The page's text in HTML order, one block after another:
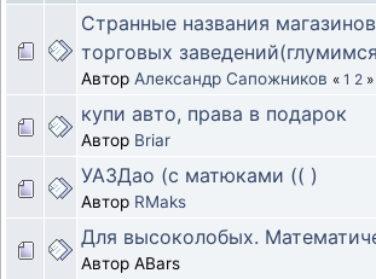
Странные названия
торговых
Автор Александр Сапожников « 1 2 »
купи авто, права в подарок
Автор Briar
УАЗДао (с матюками (( )
Автор RMaks
Для высоколобых.
Автор ABars